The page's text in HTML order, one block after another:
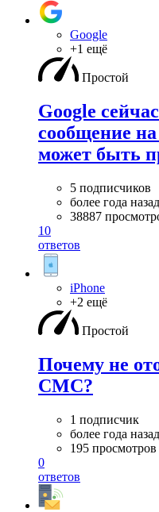
Google
+1 ещё
Простой
Google
сообщение
может быть
5 подписчиков
более года назад
38887
10
ответов
iPhone
+2 ещё
Простой
Почему не
СМС?
1 подписчик
более года назад
195 просмотров
0
ответов